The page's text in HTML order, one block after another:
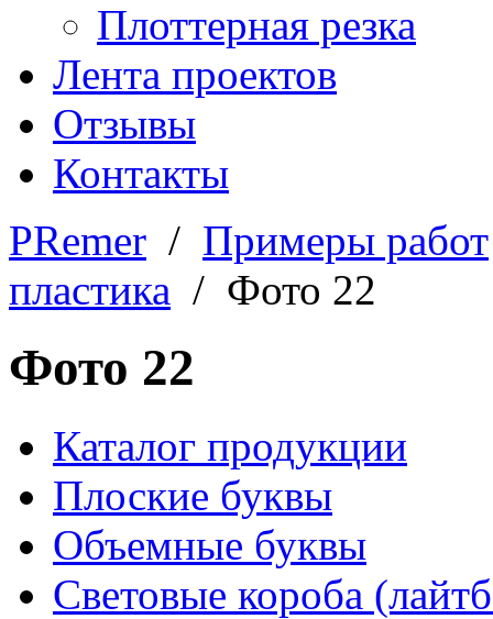
Плоттерная резка
Лента проектов
Отзывы
Контакты
PRemer / Примеры работ
пластика / Фото 22
Фото 22
Каталог продукции
Плоские буквы
Объемные буквы
Световые короба